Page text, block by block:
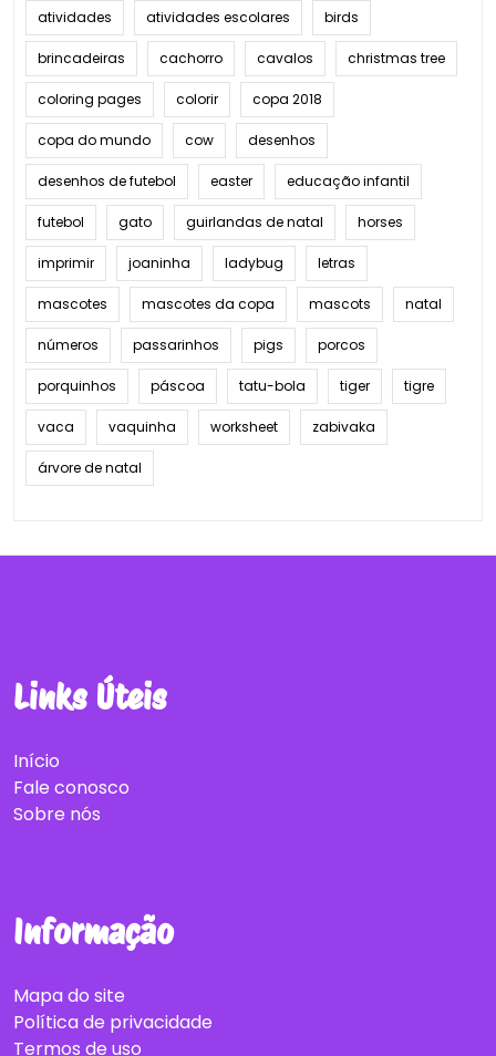
atividades atividades escolares birds
brincadeiras cachorro cavalos christmas tree
coloring pages colorir copa 2018
copa do mundo cow desenhos
desenhos de futebol easter educação infantil
futebol gato guirlandas de natal horses
imprimir joaninha ladybug letras
mascotes mascotes da copa mascots natal
números passarinhos pigs porcos
porquinhos páscoa tatu-bola tiger tigre
vaca vaquinha worksheet zabivaka
árvore de natal
Links Úteis
Início
Fale conosco
Sobre nós
Informação
Mapa do site
Política de privacidade
Termos de uso